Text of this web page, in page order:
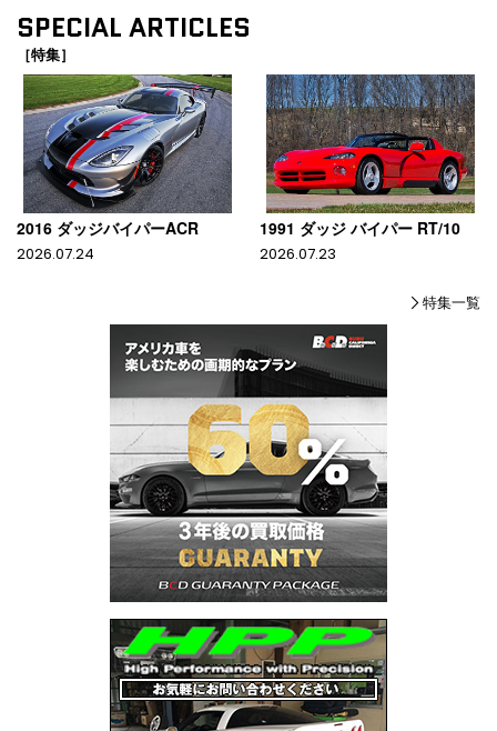
SPECIAL ARTICLES
［特集］
2016 ダッジバイパーACR
2026.07.24
1991 ダッジ バイパー RT/10
2026.07.23
特集一覧